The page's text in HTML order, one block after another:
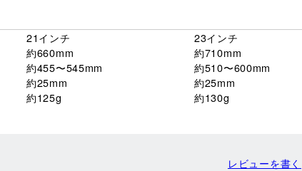
21インチ
23インチ
約660mm
約710mm
約455〜545mm
約510〜600mm
約25mm
約25mm
約125g 約130g
レビューを書く